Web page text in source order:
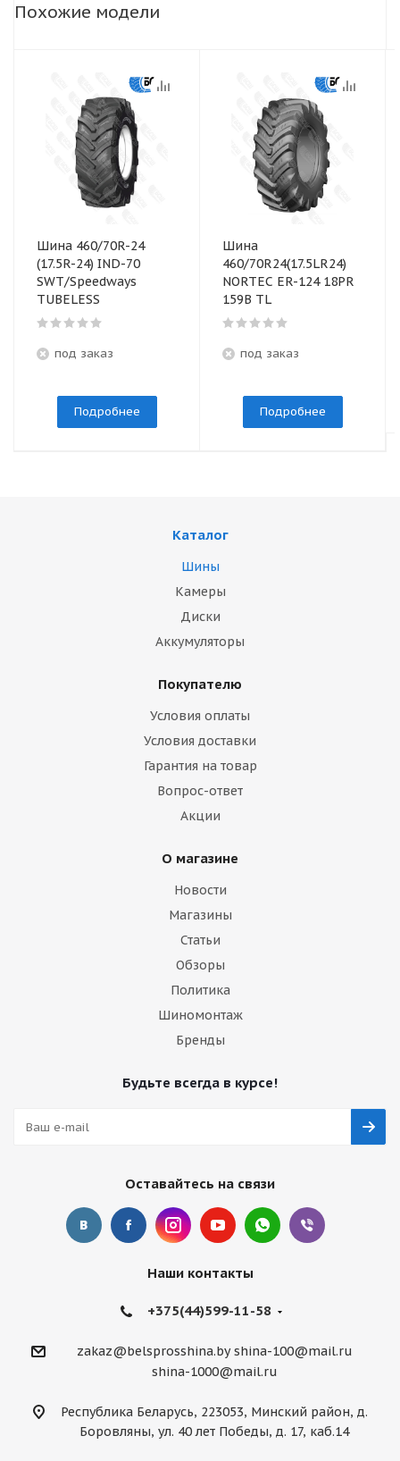
Похожие модели
Шина 460/70R-24
(17.5R-24) IND-70
SWT/Speedways
TUBELESS
под заказ
Подробнее
Шина
460/70R24(17.5LR24)
NORTEC ER-124 18PR
159B TL
под заказ
Подробнее
Каталог
Шины
Камеры
Диски
Аккумуляторы
Покупателю
Условия оплаты
Условия доставки
Гарантия на товар
Вопрос-ответ
Акции
О магазине
Новости
Магазины
Статьи
Обзоры
Политика
Шиномонтаж
Бренды
Будьте всегда в курсе!
Оставайтесь на связи
Наши контакты
+375(44)599-11-58
zakaz@belsprosshina.by shina-100@mail.ru
shina-1000@mail.ru
Республика Беларусь, 223053, Минский район, д.
Боровляны, ул. 40 лет Победы, д. 17, каб.14